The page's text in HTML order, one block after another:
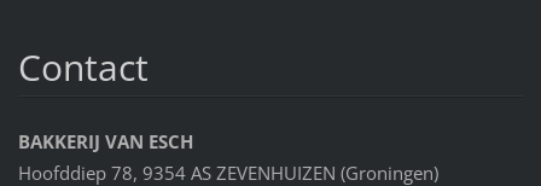
Contact
BAKKERIJ VAN ESCH
Hoofddiep 78, 9354 AS ZEVENHUIZEN (Groningen)